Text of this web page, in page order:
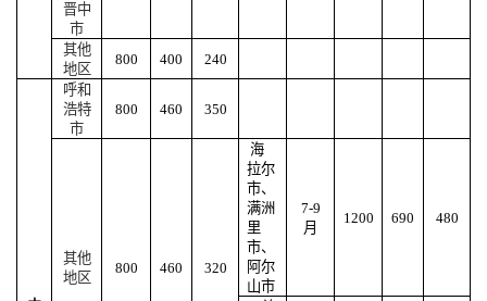
晋中
市
其他
地区
800 400
240
呼和
浩特
市
800 460 350
其他
地区
800 460 320
海
拉尔
市、
满洲
里
市、
阿尔
山市
7-9
月
1200 690 480